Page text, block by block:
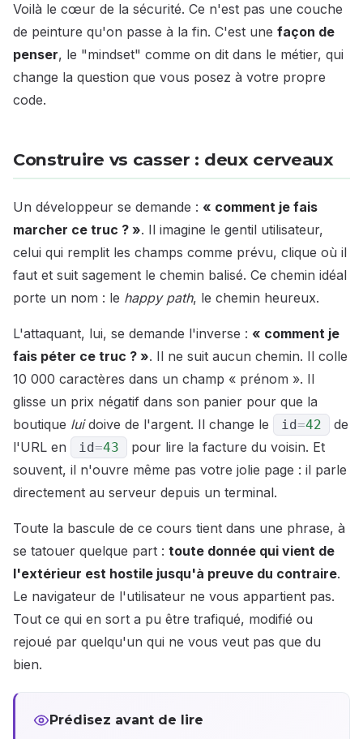
Voilà le cœur de la sécurité. Ce n'est pas une couche
de peinture qu'on passe à la fin. C'est une façon de
penser, le "mindset" comme on dit dans le métier, qui
change la question que vous posez à votre propre
code.
Construire vs casser : deux cerveaux
Un développeur se demande : « comment je fais
marcher ce truc ? ». Il imagine le gentil utilisateur,
celui qui remplit les champs comme prévu, clique où il
faut et suit sagement le chemin balisé. Ce chemin idéal
porte un nom : le happy path, le chemin heureux.
L'attaquant, lui, se demande l'inverse : « comment je
fais péter ce truc ? ». Il ne suit aucun chemin. Il colle
10 000 caractères dans un champ « prénom ». Il
glisse un prix négatif dans son panier pour que la
boutique luidoive de l'argent. Il change le id=42
de
l'URL en
id=43
pour lire la facture du voisin. Et
souvent, il n'ouvre même pas votre jolie page : il parle
directement au serveur depuis un terminal.
Toute la bascule de ce cours tient dans une phrase, à
se tatouer quelque part : toute donnée qui vient de
l'extérieur est hostile jusqu'à preuve du contraire.
Le navigateur de l'utilisateur ne vous appartient pas.
Tout ce qui en sort a pu être trafiqué, modifié ou
rejoué par quelqu'un qui ne vous veut pas que du
bien.
Prédisez avant de lire